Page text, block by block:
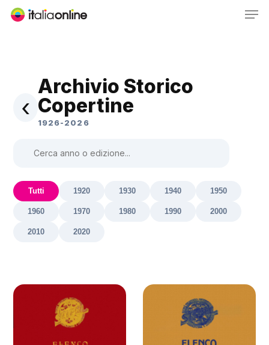
Skip
‹
Archivio Storico
Copertine
1926-2026
Tutti 1920 1930 1940 1950
1960 1970 1980 1990 2000
2010 2020